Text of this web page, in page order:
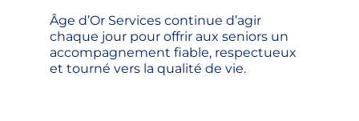
Âge d’Or Services continue d’agir
chaque jour pour offrir aux seniors un
accompagnement fiable, respectueux
et tourné vers la qualité de vie.